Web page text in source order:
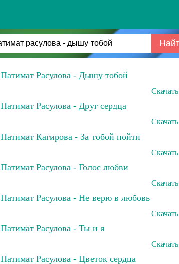
Патимат Расулова - Дышу тобой
Скачать
Патимат Расулова - Друг сердца
Скачать
Патимат Кагирова - За тобой пойти
Скачать
Патимат Расулова - Голос любви
Скачать
Патимат Расулова - Не верю в любовь
Скачать
Патимат Расулова - Ты и я
Скачать
Патимат Расулова - Цветок сердца